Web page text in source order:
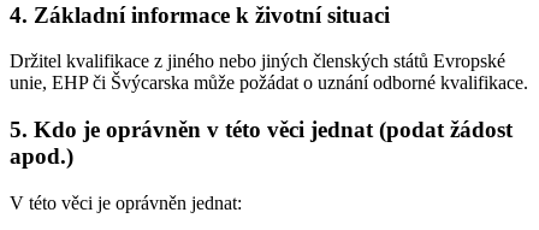
4. Základní informace k životní situaci
Držitel kvalifikace z jiného nebo jiných členských států Evropské
unie, EHP či Švýcarska může požádat o uznání odborné kvalifikace.
5. Kdo je oprávněn v této věci jednat (podat žádost
apod.)
V této věci je oprávněn jednat: